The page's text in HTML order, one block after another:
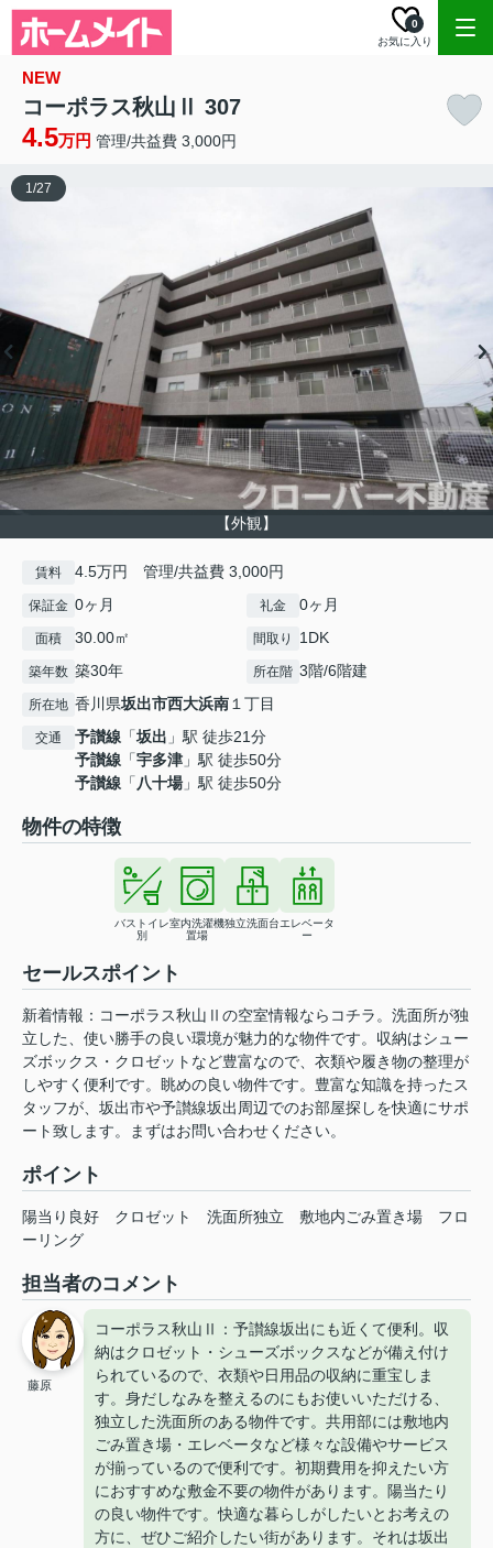
お気に入り
0
NEW
コーポラス秋山Ⅱ 307
4.5万円 管理/共益費 3,000円
【外観】
1/27
賃料 4.5万円 管理/共益費 3,000円
保証金 0ヶ月 礼金 0ヶ月
面積 30.00㎡ 間取り 1DK
築年数 築30年 所在階 3階/6階建
所在地 香川県坂出市西大浜南１丁目
交通 予讃線 「坂出 」駅 徒歩21分
予讃線 「宇多津 」駅 徒歩50分
予讃線 「八十場」駅 徒歩50分
物件の特徴
バストイレ
別
室内洗濯機
置場
独立洗面台エレベータ
ー
セールスポイント
新着情報：コーポラス秋山Ⅱの空室情報ならコチラ。洗面所が独
立した、使い勝手の良い環境が魅力的な物件です。収納はシュー
ズボックス・クロゼットなど豊富なので、衣類や履き物の整理が
しやすく便利です。眺めの良い物件です。豊富な知識を持ったス
タッフが、坂出市や予讃線坂出周辺でのお部屋探しを快適にサポ
ート致します。まずはお問い合わせください。
ポイント
陽当り良好 クロゼット 洗面所独立 敷地内ごみ置き場
フロ
ーリング
担当者のコメント
藤原
コーポラス秋山Ⅱ：予讃線坂出にも近くて便利。収
納はクロゼット・シューズボックスなどが備え付け
られているので、衣類や日用品の収納に重宝しま
す。身だしなみを整えるのにもお使いいただける、
独立した洗面所のある物件です。共用部には敷地内
ごみ置き場・エレベータなど様々な設備やサービス
が揃っているので便利です。初期費用を抑えたい方
におすすめな敷金不要の物件があります。陽当たり
の良い物件です。快適な暮らしがしたいとお考えの
方に、ぜひご紹介したい街があります。それは坂出